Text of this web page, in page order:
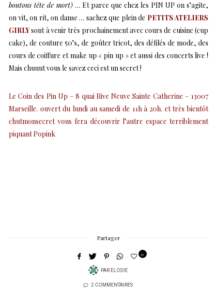
boutons tête de mort) … Et parce que chez les PIN UP on s’agite,
on vit, on rit, on danse … sachez que plein de PETITS ATELIERS
GIRLYsont à venir très prochainement avec cours de cuisine (cup
cake), de couture 50’s, de goûter tricot, des défilés de mode, des
cours de coiffure et make up « pin up » et aussi des concerts live !
Mais chuuut vous le savez ceci est un secret !
Le Coin des Pin Up – 8 quai Rive Neuve Sainte Catherine – 13007
Marseille. ouvert du lundi au samedi de 11h à 20h. et très bientôt
chutmonsecret vous fera découvrir l’autre espace terriblement
piquant Popink
Partager
PAR ELODIE
0
2 COMMENTAIRES